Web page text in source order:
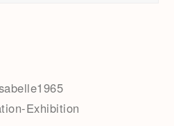
Exhibition